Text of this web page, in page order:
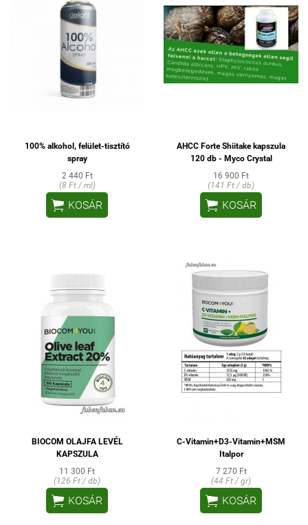
100% alkohol, felület-tisztító
spray
2 440 Ft
(8 Ft / ml)
 KOSÁR
AHCC Forte Shiitake kapszula
120 db - Myco Crystal
16 900 Ft
(141 Ft / db)
 KOSÁR
BIOCOM OLAJFA LEVÉL
KAPSZULA
11 300 Ft
(126 Ft / db)
 KOSÁR
C-Vitamin+D3-Vitamin+MSM
Italpor
7 270 Ft
(44 Ft / gr)
 KOSÁR